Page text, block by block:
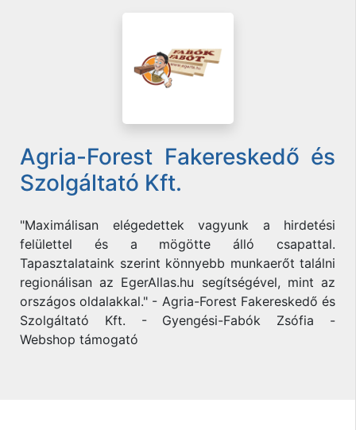
Agria-Forest Fakereskedő és
Szolgáltató Kft.
"Maximálisan elégedettek vagyunk a hirdetési
felülettel és a mögötte álló csapattal.
Tapasztalataink szerint könnyebb munkaerőt találni
regionálisan az EgerAllas.hu segítségével, mint az
országos oldalakkal." - Agria-Forest Fakereskedő és
Szolgáltató Kft. - Gyengési-Fabók Zsófia -
Webshop támogató